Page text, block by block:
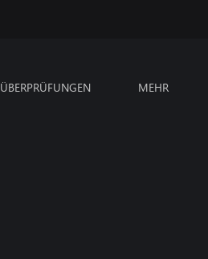
ÜBERPRÜFUNGEN MEHR